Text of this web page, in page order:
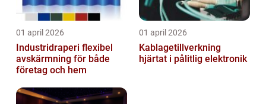
01 april 2026
Industridraperi flexibel
avskärmning för både
företag och hem
01 april 2026
Kablagetillverkning
hjärtat i pålitlig elektronik